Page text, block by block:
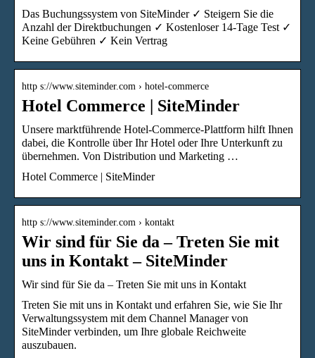
Das Buchungssystem von SiteMinder ✓ Steigern Sie die
Anzahl der Direktbuchungen ✓ Kostenloser 14-Tage Test ✓
Keine Gebühren ✓ Kein Vertrag
http s://www.siteminder.com › hotel-commerce
Hotel Commerce | SiteMinder
Unsere marktführende Hotel-Commerce-Plattform hilft Ihnen
dabei, die Kontrolle über Ihr Hotel oder Ihre Unterkunft zu
übernehmen. Von Distribution und Marketing …
Hotel Commerce | SiteMinder
http s://www.siteminder.com › kontakt
Wir sind für Sie da – Treten Sie mit
uns in Kontakt – SiteMinder
Wir sind für Sie da – Treten Sie mit uns in Kontakt
Treten Sie mit uns in Kontakt und erfahren Sie, wie Sie Ihr
Verwaltungssystem mit dem Channel Manager von
SiteMinder verbinden, um Ihre globale Reichweite
auszubauen.